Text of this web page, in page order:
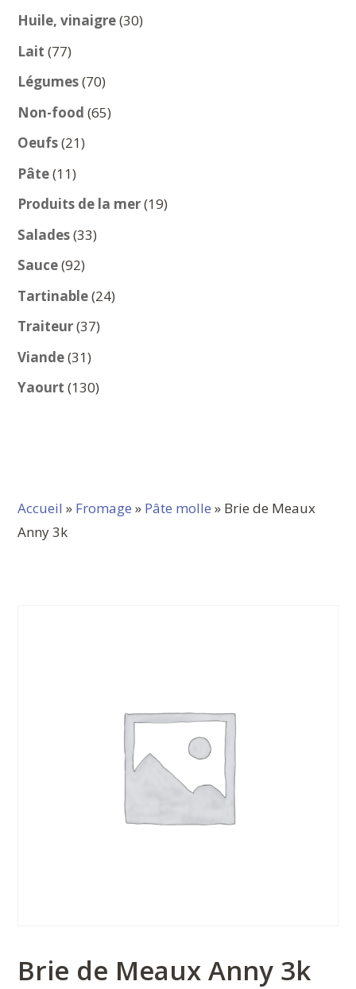
produits
Huile, vinaigre 3030
Lait 7777
produits
Légumes 7070
produits
Non-food 6565
Oeufs 2121
Pâte 1111
produits
Produits de la mer 1919
Salades 3333
Sauce 9292
produits
Tartinable 2424
Traiteur 3737
Viande 3131
produits
Yaourt 130130
Accueil » Fromage » Pâte molle » Brie de Meaux
Anny 3k
Brie de Meaux Anny 3k